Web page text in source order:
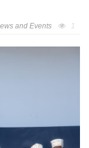
and Events 1